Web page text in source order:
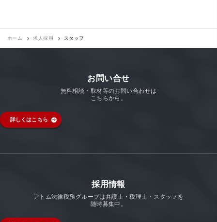
ホーム 求人採用 スタッフ
お問い合せ
無料相談・取材等のお問い合わせは
こちらから。
詳しくはこちら
採用情報
アトム法律税務グループは弁護士・税理士・スタッフを
随時募集中。